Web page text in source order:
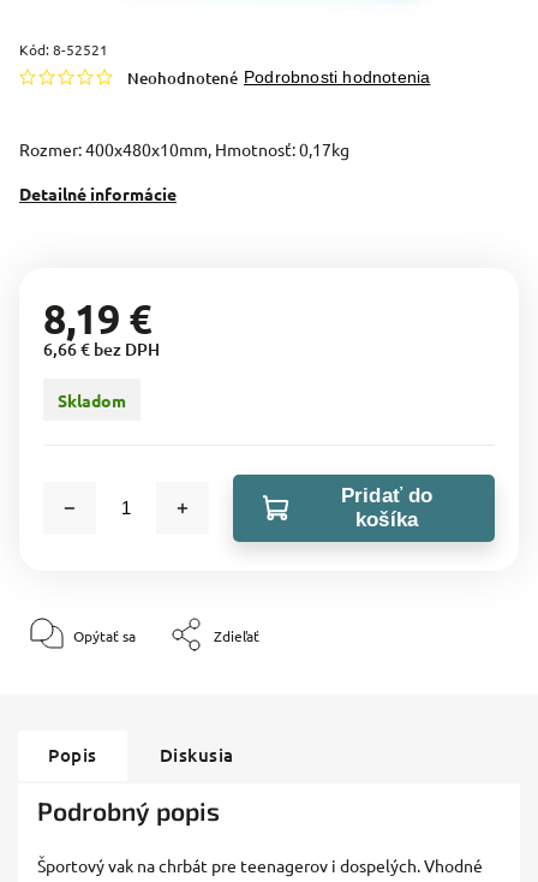
Kód:8-52521
Neohodnotené Podrobnosti hodnotenia
Rozmer: 400x480x10mm, Hmotnosť: 0,17kg
Detailné informácie
8,19 €
6,66 € bez DPH
Skladom
Pridať do
košíka
Opýtať sa Zdieľať
Popis Diskusia
Podrobný popis
Športový vak na chrbát pre teenagerov i dospelých. Vhodné